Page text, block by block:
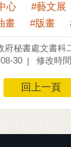
心 #藝文展
畫 #版畫
府秘書處文書科
30
修改時
回上一頁